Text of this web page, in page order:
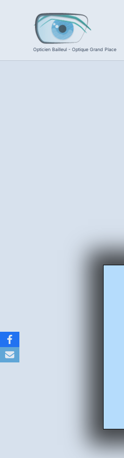
Opticien Bailleul - Optique Grand Place